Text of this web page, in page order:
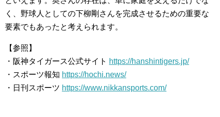
く、野球人としての下柳剛さんを完成させるための重要な
要素でもあったと考えられます。
【参照】
・阪神タイガース公式サイト https://hanshintigers.jp/
・スポーツ報知 https://hochi.news/
・日刊スポーツ https://www.nikkansports.com/